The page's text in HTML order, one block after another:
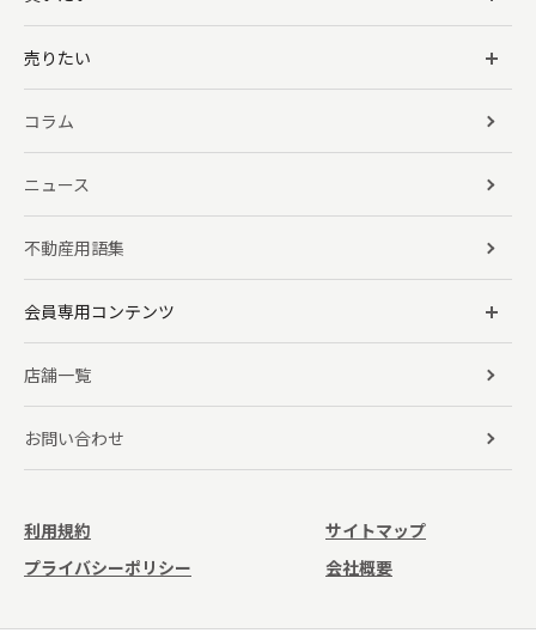
売りたい
コラム
ニュース
不動産用語集
会員専用コンテンツ
店舗一覧
お問い合わせ
利用規約
サイトマップ
プライバシーポリシー
会社概要